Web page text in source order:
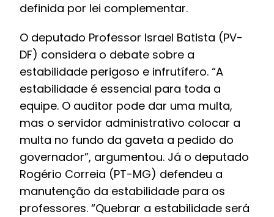
definida por lei complementar.
O deputado Professor Israel Batista (PV-
DF) considera o debate sobre a
estabilidade perigoso e infrutífero. “A
estabilidade é essencial para toda a
equipe. O auditor pode dar uma multa,
mas o servidor administrativo colocar a
multa no fundo da gaveta a pedido do
governador”, argumentou. Já o deputado
Rogério Correia (PT-MG) defendeu a
manutenção da estabilidade para os
professores. “Quebrar a estabilidade será